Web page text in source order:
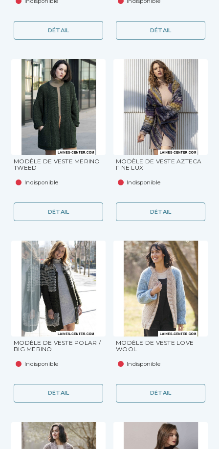
DÉTAIL DÉTAIL
MODÈLE DE VESTE MERINO
TWEED
Indisponible
DÉTAIL
MODÈLE DE VESTE AZTECA
FINE LUX
Indisponible
DÉTAIL
MODÈLE DE VESTE POLAR /
BIG MERINO
Indisponible
DÉTAIL
MODÈLE DE VESTE LOVE
WOOL
Indisponible
DÉTAIL